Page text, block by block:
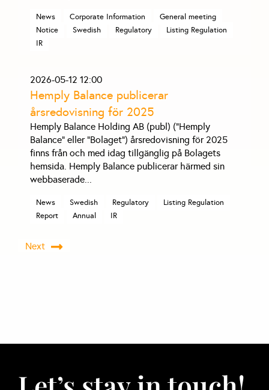
News Corporate Information
General meeting
Notice
Swedish Regulatory
Listing Regulation
IR
2026-05-12 12:00
Hemply Balance publicerar
årsredovisning för 2025
Hemply Balance Holding AB (publ) (”Hemply
Balance” eller ”Bolaget”) årsredovisning för 2025
finns från och med idag tillgänglig på Bolagets
hemsida. Hemply Balance publicerar härmed sin
webbaserade...
News Swedish Regulatory
Listing Regulation
Report
Annual IR
Next